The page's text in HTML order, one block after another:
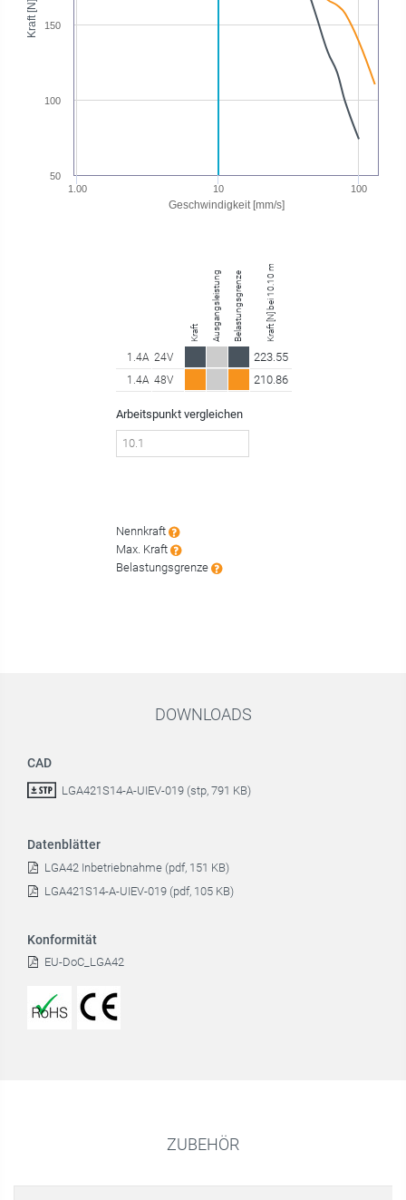
Geschwindigkeit [mm/s]
Kraft [N]
1.00 10 100
50
100
150
Kraft Ausgangsleistung Belastungsgrenze Kraft [N] bei 10.10 mm/s
1.4A 24V 223.55
1.4A 48V 210.86
Arbeitspunkt vergleichen
Nennkraft
Max. Kraft
Belastungsgrenze
DOWNLOADS
CAD
LGA421S14-A-UIEV-019 (stp, 791 KB)
Datenblätter
LGA42 Inbetriebnahme (pdf, 151 KB)
LGA421S14-A-UIEV-019 (pdf, 105 KB)
Konformität
EU-DoC_LGA42
ZUBEHÖR